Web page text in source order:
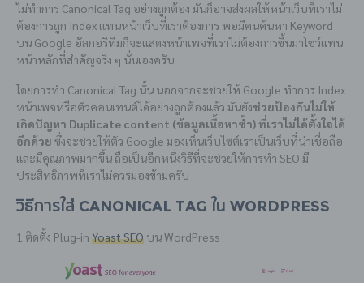
ไม่ทำการ Canonical Tag อย่างถูกต้อง มันก็อาจส่งผลให้หน้าเว็บที่เราไม่
ต้องการถูก Index แทนหน้าเว็บที่เราต้องการ พอมีคนค้นหา Keyword
บน Google อัลกอริทึมก็จะแสดงหน้าเพจที่เราไม่ต้องการขึ้นมาโชว์แทน
หน้าหลักที่สำคัญจริง ๆ นั่นเองครับ
โดยการทำ Canonical Tag นั้น นอกจากจะช่วยให้ Google ทำการ Index
หน้าเพจหรือตัวคอนเทนต์ได้อย่างถูกต้องแล้ว มันยังช่วยป้องกันไม่ให้
เกิดปัญหา Duplicate content (ข้อมูลเนื้อหาซ้ำ) ที่เราไม่ได้ตั้งใจได้
อีกด้วย ซึ่งจะช่วยให้ตัว Google มองเห็นเว็บไซต์เราเป็นเว็บที่น่าเชื่อถือ
และมีคุณภาพมากขึ้น ถือเป็นอีกหนึ่งวิธีที่จะช่วยให้การทำ SEO มี
ประสิทธิภาพที่เราไม่ควรมองข้ามครับ
วิธีการใส่ Canonical Tag ใน WordPress
1.ติดตั้ง Plug-in Yoast SEO บน WordPress